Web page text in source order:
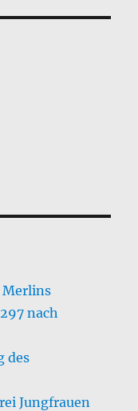
Merlins
nach
des
Jungfrauen